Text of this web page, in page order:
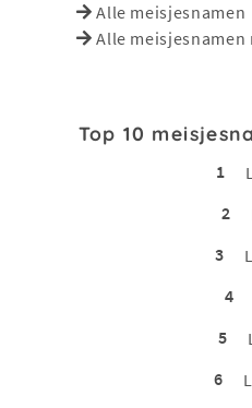
Alle meisjesnamen
Alle meisjesnamen
Top 10
1
2
3
4
5
6